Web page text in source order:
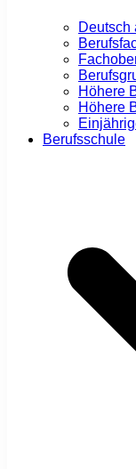
Deutsch
Höhere
Höhere
Berufsschule